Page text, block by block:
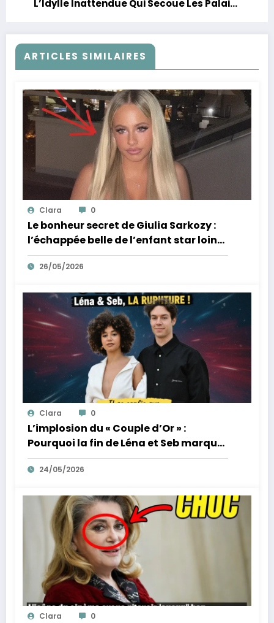
L’Idylle Inattendue Qui Secoue Les Palais
ARTICLES SIMILAIRES
Clara 0
Le bonheur secret de Giulia Sarkozy :
l’échappée belle de l’enfant star loin
des tumultes familiaux.
26/05/2026
Clara 0
L’implosion du « Couple d’Or » :
Pourquoi la fin de Léna et Seb marque
la fin de l’innocence sur YouTube
24/05/2026
Clara 0